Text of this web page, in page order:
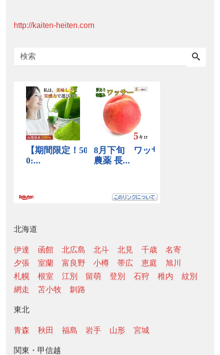
http://kaiten-heiten.com
北海道
伊達 函館 北広島 北斗 北見 千歳
名寄
夕張
室蘭 富良野 小樽 帯広 恵庭
旭川
札幌
根室 江別 留萌 登別 石狩 稚内
紋別
網走
苫小牧 釧路
東北
青森 秋田 福島 岩手 山形 宮城
関東・甲信越